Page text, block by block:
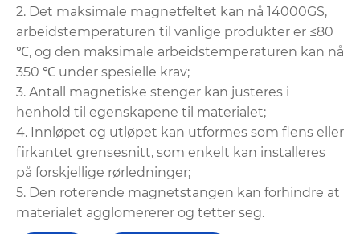
2. Det maksimale magnetfeltet kan nå 14000GS,
arbeidstemperaturen til vanlige produkter er ≤80
℃, og den maksimale arbeidstemperaturen kan nå
350 ℃ under spesielle krav;
3. Antall magnetiske stenger kan justeres i
henhold til egenskapene til materialet;
4. Innløpet og utløpet kan utformes som flens eller
firkantet grensesnitt, som enkelt kan installeres
på forskjellige rørledninger;
5. Den roterende magnetstangen kan forhindre at
materialet agglomererer og tetter seg.